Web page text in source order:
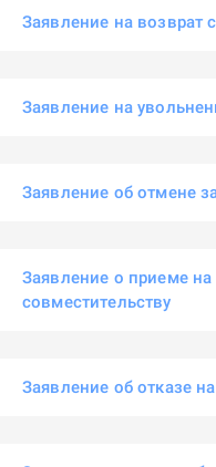
Заявление на возврат
Заявление на
Заявление об отмене
Заявление о приеме на
совместительству
Заявление об отказе